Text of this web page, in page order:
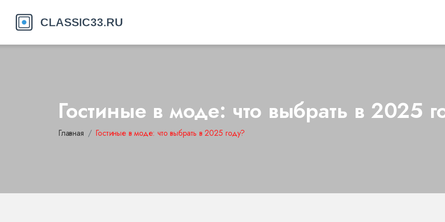
Гостиные в моде: что выбрать в 2025
Главная Гостиные в моде: что выбрать в 2025 году?